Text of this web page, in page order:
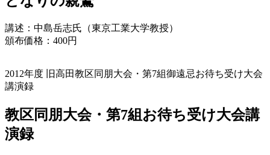
講述：中島岳志氏（東京工業大学教授）
頒布価格：400円
2012年度 旧高田教区同朋大会・ 第7組御遠忌お待ち受け大会
講演録
教区同朋大会・ 第7組お待ち受け大会講
演録